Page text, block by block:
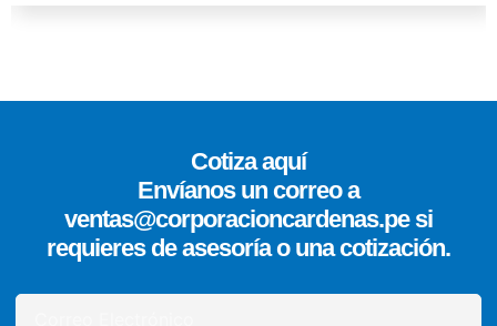
Cotiza aquí
Envíanos un correo a
ventas@corporacioncardenas.pe si
requieres de asesoría o una cotización.